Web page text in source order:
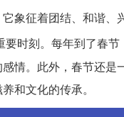
象征着团结、和谐、
要时刻。每年到了春
情。此外，春节还是
和文化的传承。